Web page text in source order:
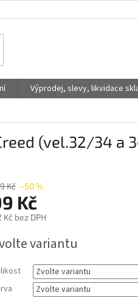
Výprodej, slevy, likvidace
(vel.32/34 a
Kč –50 %
Kč
Kč bez DPH
variantu